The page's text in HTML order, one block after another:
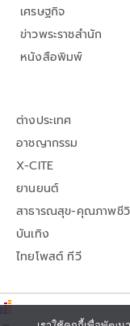
เศรษฐกิจ
ข่าวพระราชสำนัก
หนังสือพิมพ์
ต่างประเทศ
อาชญากรรม
X-CITE
ยานยนต์
สาธารณสุข-คุณภาพชี
บันเทิง
ไทยโพสต์ ทีวี